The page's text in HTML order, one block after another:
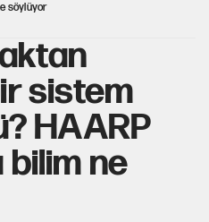
söylüyor
sistem
HAARP
bilim ne